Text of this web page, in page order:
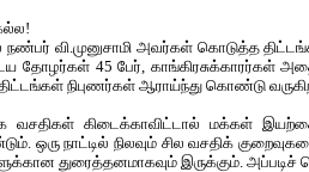
நண்பர் வி.முனுசாமி அவர்கள் கொடுத்த
தோழர்கள் 45 பேர், காங்கிரசுக்காரர்கள்
நிபுணர்கள் ஆராய்ந்து கொண்டு
வசதிகள் கிடைக்காவிட்டால் மக்கள்
ஒரு நாட்டில் நிலவும் சில வசதிக்
துரைத்தனமாகவும் இருக்கும். அப்படிச்